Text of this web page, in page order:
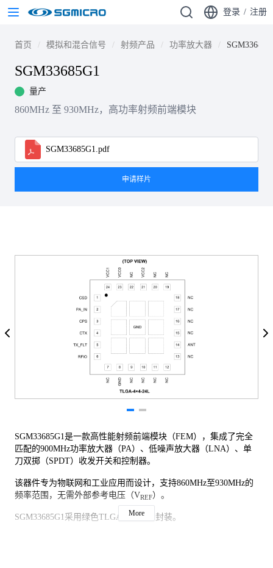
登录 / 注册
首页 模拟和混合信号 射频产品 功率放大器
SGM33685G1
量产
860MHz 至 930MHz，高功率射频前端模块
SGM33685G1.pdf
申请样片
SGM33685G1是一款高性能射频前端模块（FEM），集成了完全
匹配的900MHz功率放大器（PA）、低噪声放大器（LNA）、单
刀双掷（SPDT）收发开关和控制器。
该器件专为物联网和工业应用而设计，支持860MHz至930MHz的
频率范围，无需外部参考电压（VREF）。
SGM33685G1采用绿色TLGA-4×4-24L封装。
More